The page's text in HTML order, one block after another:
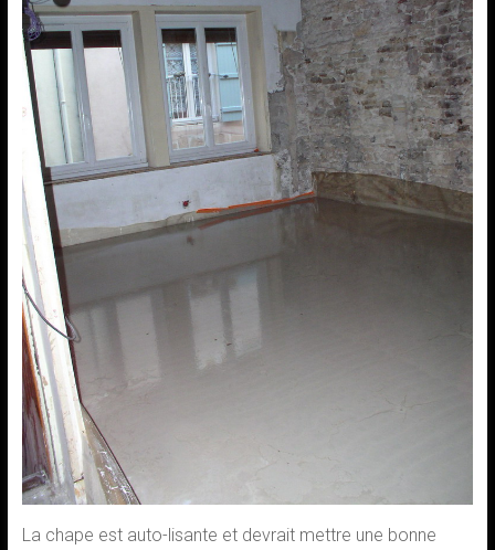
La chape est auto-lisante et devrait mettre une bonne